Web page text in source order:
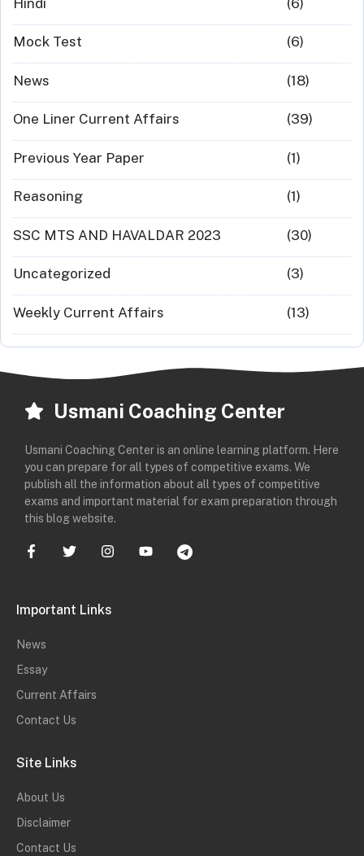
Mock Test (6)
News (18)
One Liner Current Affairs (39)
Previous Year Paper (1)
Reasoning (1)
SSC MTS AND HAVALDAR 2023 (30)
Uncategorized (3)
Weekly Current Affairs (13)
Usmani Coaching Center
Usmani Coaching Center is an online learning platform. Here
you can prepare for all types of competitive exams. We
publish all the information about all types of competitive
exams and important material for exam preparation through
this blog website.
Important Links
News
Essay
Current Affairs
Contact Us
Site Links
About Us
Disclaimer
Contact Us